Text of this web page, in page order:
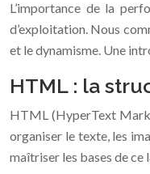
L’importance de la
d’exploitation. Nous
et le dynamisme. Une
HTML : la
HTML (HyperText
organiser le texte, les
maîtriser les bases de ce